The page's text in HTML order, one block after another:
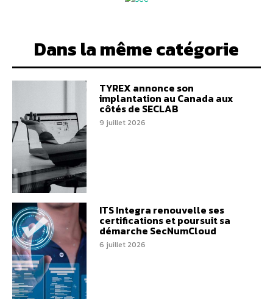
Dans la même catégorie
TYREX annonce son
implantation au Canada aux
côtés de SECLAB
9 juillet 2026
ITS Integra renouvelle ses
certifications et poursuit sa
démarche SecNumCloud
6 juillet 2026